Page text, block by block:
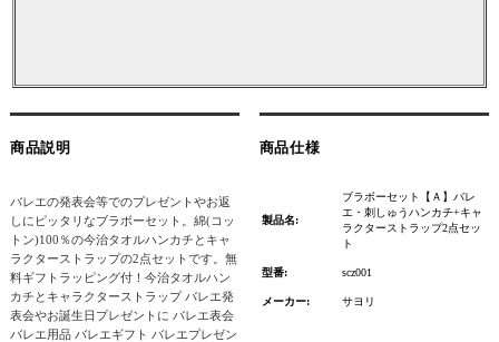
商品説明
バレエの発表会等でのプレゼントやお返
しにピッタリなブラボーセット。綿(コッ
トン)100％の今治タオルハンカチとキャ
ラクターストラップの2点セットです。無
料ギフトラッピング付！今治タオルハン
カチとキャラクターストラップ バレエ発
表会やお誕生日プレゼントに バレエ表会
バレエ用品 バレエギフト バレエプレゼン
商品仕様
製品名:
ブラボーセット【Ａ】バレ
エ・刺しゅうハンカチ+キャ
ラクターストラップ2点セッ
ト
型番: scz001
メーカー: サヨリ